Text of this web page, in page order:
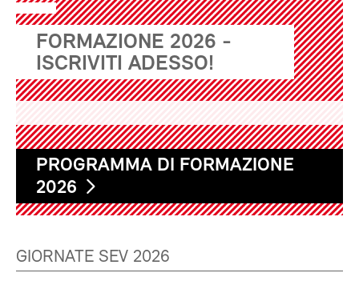
FORMAZIONE 2026 -
ISCRIVITI ADESSO!
PROGRAMMA DI FORMAZIONE
2026
GIORNATE SEV 2026